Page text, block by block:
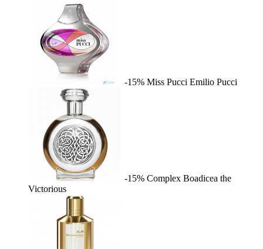
-15% Miss Pucci Emilio Pucci
-15% Complex Boadicea the
Victorious